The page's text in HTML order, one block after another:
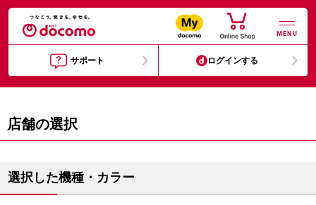
MENU
サポート ログインする
店舗の選択
選択した機種・カラー